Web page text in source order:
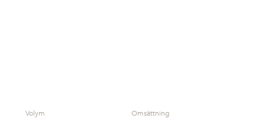
Volym Omsättning